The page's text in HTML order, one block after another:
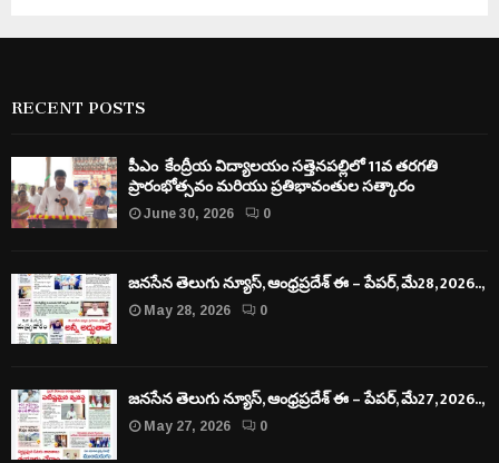
RECENT POSTS
పీఎం కేంద్రీయ విద్యాలయం సత్తెనపల్లిలో 11వ తరగతి
ప్రారంభోత్సవం మరియు ప్రతిభావంతుల సత్కారం
June 30, 2026
0
జనసేన తెలుగు న్యూస్, ఆంధ్రప్రదేశ్ ఈ – పేపర్, మే28, 2026..,
May 28, 2026
0
జనసేన తెలుగు న్యూస్, ఆంధ్రప్రదేశ్ ఈ – పేపర్, మే27, 2026..,
May 27, 2026
0